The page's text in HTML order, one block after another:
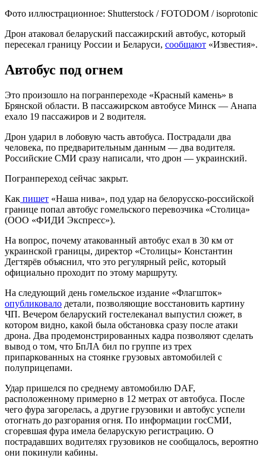
Фото иллюстрационное: Shutterstock / FOTODOM / isoprotonic
Дрон атаковал беларуский пассажирский автобус, который
пересекал границу России и Беларуси, сообщают «Известия».
Автобус под огнем
Это произошло на погранпереходе «Красный камень» в
Брянской области. В пассажирском автобусе Минск — Анапа
ехало 19 пассажиров и 2 водителя.
Дрон ударил в лобовую часть автобуса. Пострадали два
человека, по предварительным данным — два водителя.
Российские СМИ сразу написали, что дрон — украинский.
Погранпереход сейчас закрыт.
Как пишет «Наша нива», под удар на белорусско-российской
границе попал автобус гомельского перевозчика «Столица»
(ООО «ФИДИ Экспресс»).
На вопрос, почему атакованный автобус ехал в 30 км от
украинской границы, директор «Столицы» Константин
Дегтярёв объяснил, что это регулярный рейс, который
официально проходит по этому маршруту.
На следующий день гомельское издание «Флагшток»
опубликовало детали, позволяющие восстановить картину
ЧП. Вечером беларуский гостелеканал выпустил сюжет, в
котором видно, какой была обстановка сразу после атаки
дрона. Два продемонстрированных кадра позволяют сделать
вывод о том, что БпЛА бил по группе из трех
припаркованных на стоянке грузовых автомобилей с
полуприцепами.
Удар пришелся по среднему автомобилю DAF,
расположенному примерно в 12 метрах от автобуса. После
чего фура загорелась, а другие грузовики и автобус успели
отогнать до разгорания огня. По информации госСМИ,
сгоревшая фура имела беларускую регистрацию. О
пострадавших водителях грузовиков не сообщалось, вероятно
они покинули кабины.